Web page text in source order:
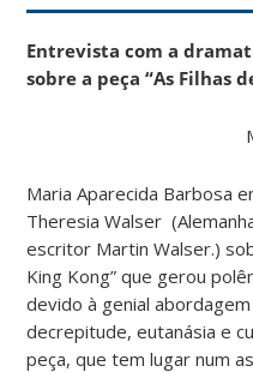
Entrevista com a
sobre a peça “As Filhas
Maria Aparecida Barbosa
Theresia Walser
escritor Martin Walser.)
King Kong” que gerou
devido à genial
decrepitude, eutanásia e
peça, que tem lugar num